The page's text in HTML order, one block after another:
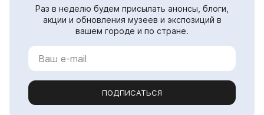
Раз в неделю будем присылать анонсы, блоги,
акции и обновления музеев и экспозиций в
вашем городе и по стране.
ПОДПИСАТЬСЯ